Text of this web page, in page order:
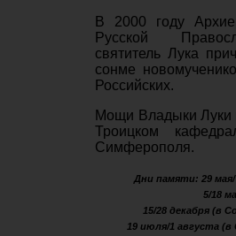
В 2000 году
Русской
святитель Лука
сонме
Российских.
Мощи Владыки Луки
Троицком
Симферополя.
Дни памяти: 29
5/18
15/28 декабря (в
19 июля/1 августа